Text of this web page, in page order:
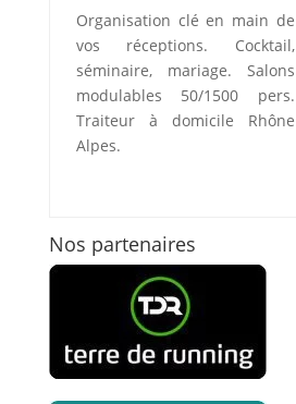
Organisation clé en main de
vos réceptions. Cocktail,
séminaire, mariage. Salons
modulables 50/1500 pers.
Traiteur à domicile Rhône
Alpes.
Nos partenaires